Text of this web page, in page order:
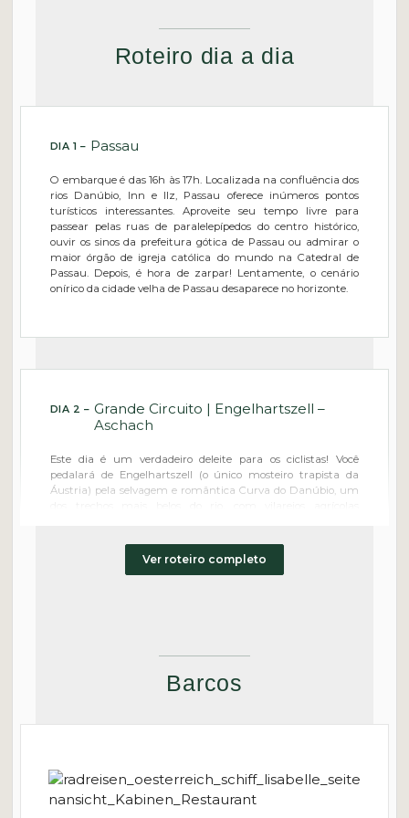
Degustação de sidra artesanal diretamente na fazenda de
Degustação de vinhos na região de Wachau
Passeios de balsa
Aluguel de capacete (para adultos)
Roteiro dia a dia
DIA 1 – Passau
O embarque é das 16h às 17h. Localizada na confluência dos
rios Danúbio, Inn e Ilz, Passau oferece inúmeros pontos
turísticos interessantes. Aproveite seu tempo livre para
passear pelas ruas de paralelepípedos do centro histórico,
ouvir os sinos da prefeitura gótica de Passau ou admirar o
maior órgão de igreja católica do mundo na Catedral de
Passau. Depois, é hora de zarpar! Lentamente, o cenário
onírico da cidade velha de Passau desaparece no horizonte.
DIA 2 – Grande Circuito | Engelhartszell –
Aschach
Este dia é um verdadeiro deleite para os ciclistas! Você
pedalará de Engelhartszell (o único mosteiro trapista da
Áustria) pela selvagem e romântica Curva do Danúbio, um
saborear todos os tipos de iguarias. Na idílica vila de
barqueiros de Aschach, você embarcará novamente e
Verde e chegue ao imponente Palácio Imperial de Hof, com
seus belíssimos jardins em terraços. Siga a ciclovia pela
"horta" da Áustria até Bratislava, a cidade da coroação, e as
Ver roteiro completo
Barcos